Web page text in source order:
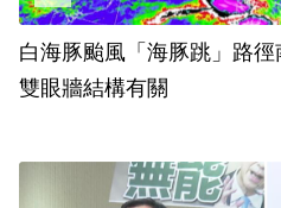
白海豚颱風「海豚跳」路
雙眼牆結構有關